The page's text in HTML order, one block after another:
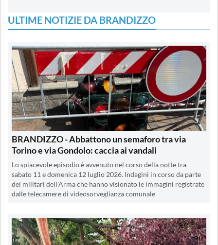
ULTIME NOTIZIE DA BRANDIZZO
BRANDIZZO - Abbattono un semaforo tra via
Torino e via Gondolo: caccia ai vandali
Lo spiacevole episodio è avvenuto nel corso della notte tra
sabato 11 e domenica 12 luglio 2026. Indagini in corso da parte
dei militari dell'Arma che hanno visionato le immagini registrate
dalle telecamere di videosorveglianza comunale